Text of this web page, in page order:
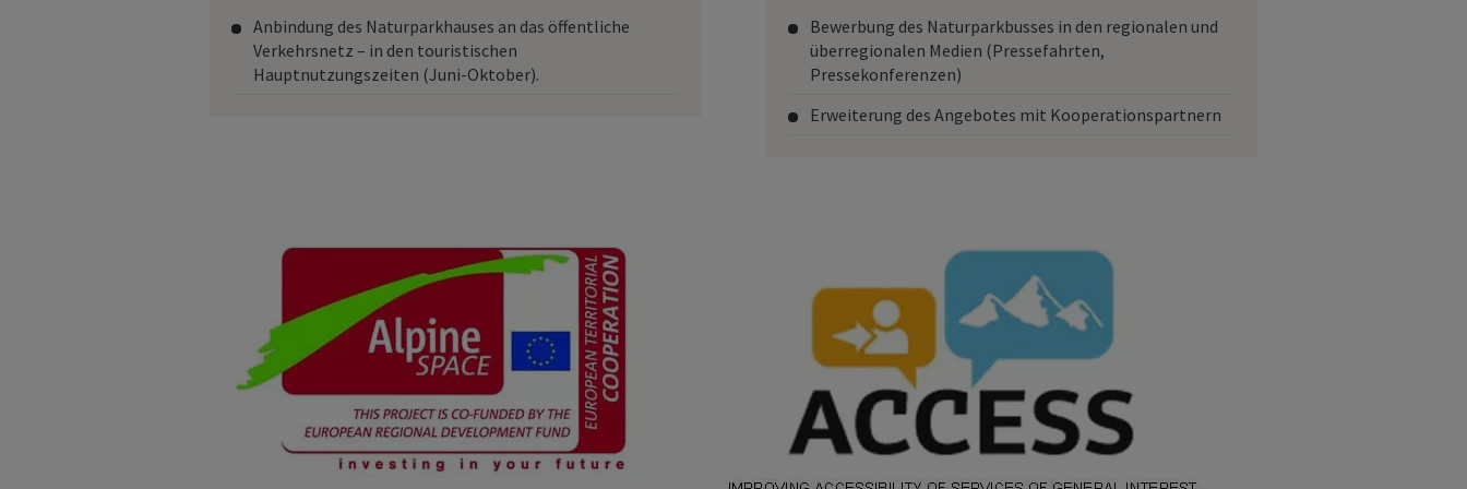
Anbindung des Naturparkhauses an das öffentliche
Verkehrsnetz – in den touristischen
Hauptnutzungszeiten (Juni-Oktober).
Bewerbung des Naturparkbusses in den regionalen und
überregionalen Medien (Pressefahrten,
Pressekonferenzen)
Erweiterung des Angebotes mit Kooperationspartnern